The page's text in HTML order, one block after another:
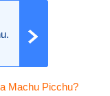
Machu Picchu?